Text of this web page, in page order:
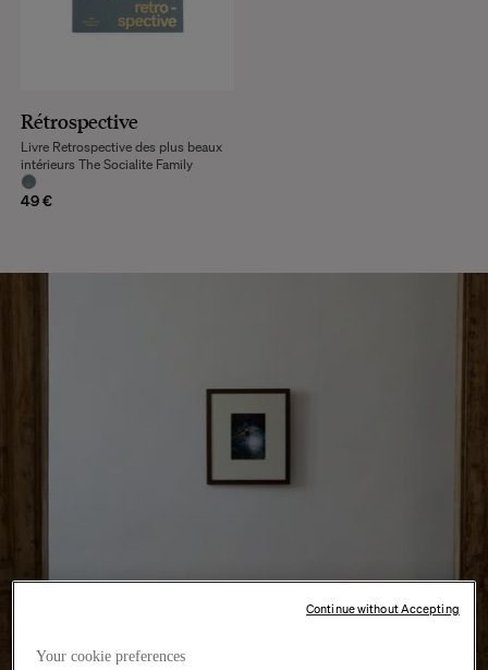
Rétrospective
49 €
Livre Retrospective des plus beaux
intérieurs The Socialite Family
Your cookie preferences
Continue without Accepting